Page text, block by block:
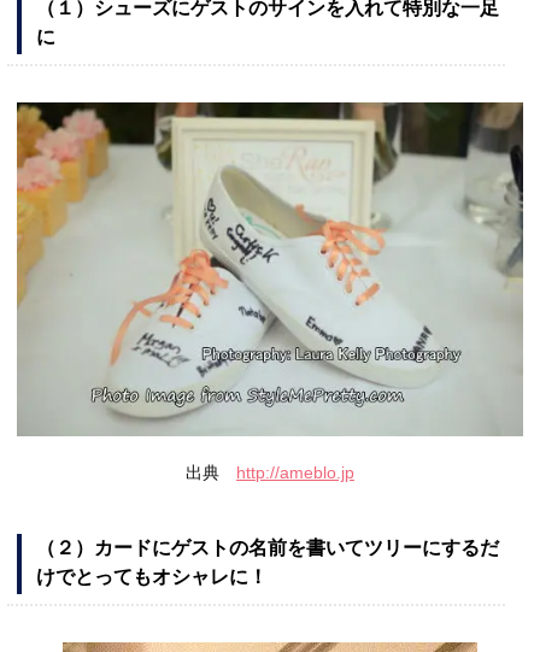
（１）シューズにゲストのサインを入れて特別な一足
に
出典 http://ameblo.jp
（２）カードにゲストの名前を書いてツリーにするだ
けでとってもオシャレに！